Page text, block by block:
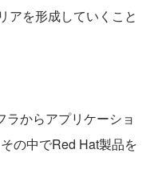
アを形成していくこと
からアプリケーショ
の中でRed Hat製品を